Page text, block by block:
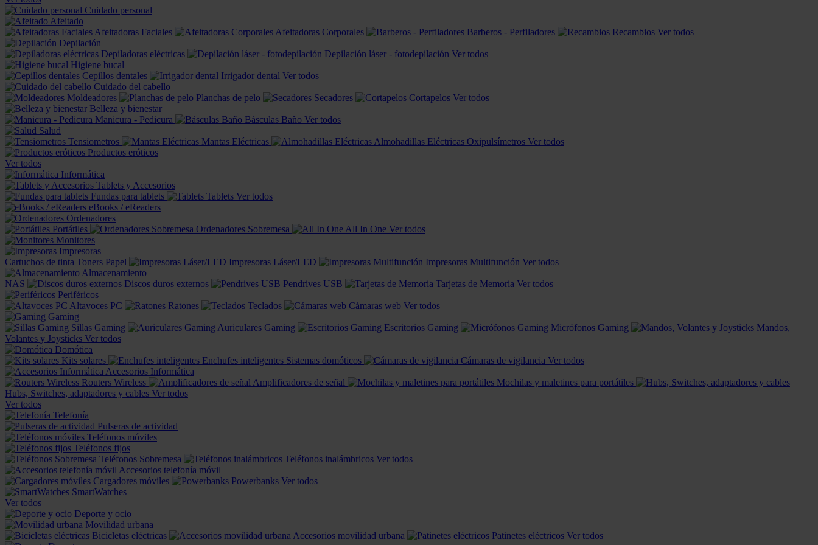
Cuidado personal
Afeitado
Afeitadoras Faciales
Afeitadoras Corporales Barberos - Perfiladores Recambios Ver todos
Depilación
Depiladoras eléctricas
Depilación láser - fotodepilación Ver todos
Higiene bucal
Cepillos dentales
Irrigador dental Ver todos
Cuidado del cabello
Moldeadores
Planchas de pelo Secadores Cortapelos Ver todos
Belleza y bienestar
Manicura - Pedicura
Básculas Baño Ver todos
Salud
Tensiometros
Mantas Eléctricas Almohadillas Eléctricas Oxipulsímetros Ver todos
Productos eróticos
Ver todos
Informática
Tablets y Accesorios
Fundas para tablets
Tablets Ver todos
eBooks / eReaders
Ordenadores
Portátiles
Ordenadores Sobremesa All In One Ver todos
Monitores
Impresoras
Cartuchos de tinta Toners Papel Impresoras Láser/LED Impresoras Multifunción Ver todos
Almacenamiento
NAS
Discos duros externos Pendrives USB Tarjetas de Memoria Ver todos
Periféricos
Altavoces PC
Ratones Teclados Cámaras web Ver todos
Gaming
Sillas Gaming
Auriculares Gaming Escritorios Gaming Micrófonos Gaming
Mandos,
Volantes y Joysticks Ver todos
Domótica
Kits solares
Enchufes inteligentes Sistemas domóticos Cámaras de vigilancia Ver todos
Accesorios Informática
Routers Wireless
Amplificadores de señal
Mochilas y maletines para portátiles
Hubs, Switches, adaptadores y cables Ver todos
Ver todos
Telefonía
Pulseras de actividad
Teléfonos móviles
Teléfonos fijos
Teléfonos Sobremesa
Teléfonos inalámbricos Ver todos
Accesorios telefonía móvil
Cargadores móviles
Powerbanks Ver todos
SmartWatches
Ver todos
Deporte y ocio
Movilidad urbana
Bicicletas eléctricas
Accesorios movilidad urbana Patinetes eléctricos Ver todos